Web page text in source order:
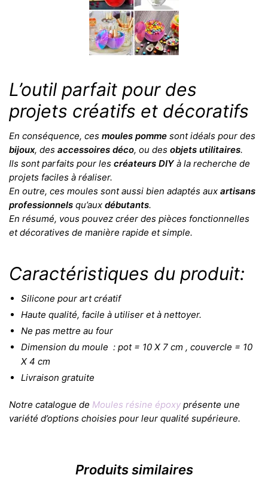
L’outil parfait pour des
projets créatifs et décoratifs
En conséquence, ces moules pomme sont idéals pour des
bijoux, des accessoires déco, ou des objets utilitaires.
Ils sont parfaits pour les créateurs DIY à la recherche de
projets faciles à réaliser.
En outre, ces moules sont aussi bien adaptés aux artisans
professionnels qu’aux débutants.
En résumé, vous pouvez créer des pièces fonctionnelles
et décoratives de manière rapide et simple.
Caractéristiques du produit:
Silicone pour art créatif
Haute qualité, facile à utiliser et à nettoyer.
Ne pas mettre au four
Dimension du moule : pot = 10 X 7 cm , couvercle = 10
X 4 cm
Livraison gratuite
Notre catalogue de Moules résine époxy présente une
variété d’options choisies pour leur qualité supérieure.
Produits similaires